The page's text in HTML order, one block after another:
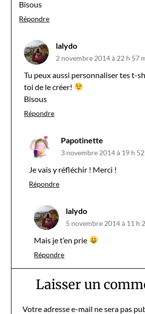
Bisous
Répondre
lalydo
2 novembre 2014 à 22 h 57
Tu peux aussi personnaliser tes t-
toi de le créer!
Bisous
Répondre
Papotinette
3 novembre 2014 à 19 h
Je vais y réfléchir ! Merci !
Répondre
lalydo
5 novembre 2014 à 11 h
Mais je t’en prie
Répondre
Laisser un
Votre adresse e-mail ne sera pas